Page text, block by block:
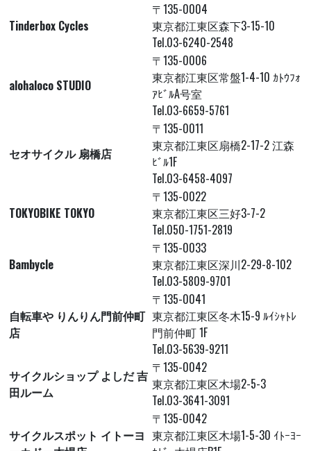
Tinderbox Cycles
〒135-0004
東京都江東区森下3-15-10
Tel.03-6240-2548
alohaloco STUDIO
〒135-0006
東京都江東区常盤1-4-10 ｶﾄｳﾌｫ
ｱﾋﾞﾙA号室
Tel.03-6659-5761
セオサイクル 扇橋店
〒135-0011
東京都江東区扇橋2-17-2 江森
ﾋﾞﾙ1F
Tel.03-6458-4097
TOKYOBIKE TOKYO
〒135-0022
東京都江東区三好3-7-2
Tel.050-1751-2819
Bambycle
〒135-0033
東京都江東区深川2-29-8-102
Tel.03-5809-9701
自転車や りんりん門前仲町
店
〒135-0041
東京都江東区冬木15-9 ﾙｲｼｬﾄﾚ
門前仲町 1F
Tel.03-5639-9211
サイクルショップ よしだ 吉
田ルーム
〒135-0042
東京都江東区木場2-5-3
Tel.03-3641-3091
サイクルスポット イトーヨ
〒135-0042
東京都江東区木場1-5-30 ｲﾄｰﾖｰ